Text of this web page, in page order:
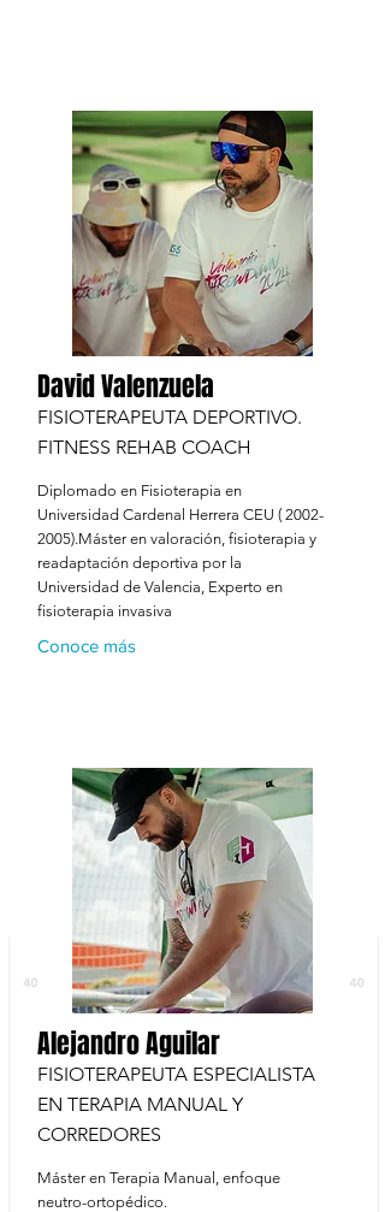
David Valenzuela
FISIOTERAPEUTA DEPORTIVO.
FITNESS REHAB COACH
Diplomado en Fisioterapia en
Universidad Cardenal Herrera CEU ( 2002-
2005).Máster en valoración, fisioterapia y
readaptación deportiva por la
Universidad de Valencia, Experto en
fisioterapia invasiva
Conoce más
Alejandro Aguilar
FISIOTERAPEUTA ESPECIALISTA
EN TERAPIA MANUAL Y
CORREDORES
Máster en Terapia Manual, enfoque
neutro-ortopédico.